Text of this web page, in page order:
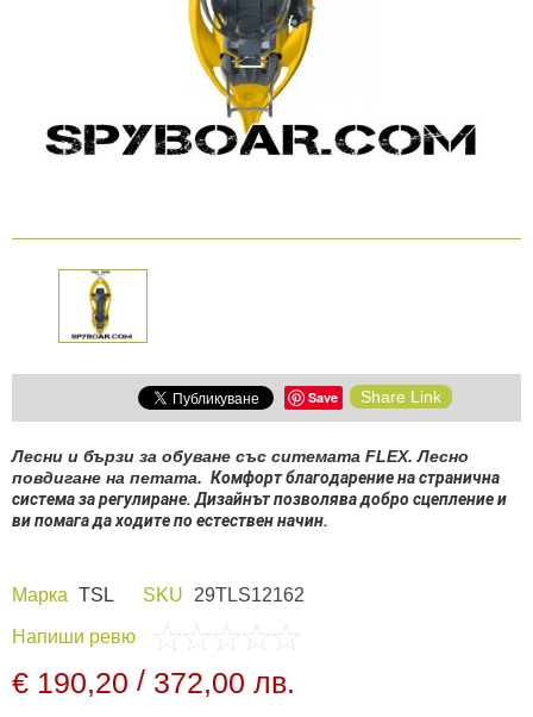
СМАРТ
ЧАСОВНИЦИ
РАЗГЛЕДАЙ ПРОДУКТИ
Безопастност и
сигурност
Боди камери и екшън
Соларни панели и
зарядни
Нощно виждане
Спортни и смарт
часовници
Видеорегистратори
За подаръци
Лесни и бързи за обуване със ситемата FLEX. Лесно
повдигане на петата. Комфорт благодарение на странична
система за регулиране. Дизайнът позволява добро сцепление и
ви помага да ходите по естествен начин.
Save Share Link
Марка TSL SKU 29TLS12162
Напиши ревю
€ 190,20 / 372,00 лв.